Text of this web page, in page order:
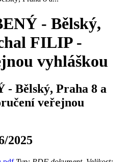
- Bělský,
FILIP -
vyhláškou
- Bělský, Praha 8 a
veřejnou
2025